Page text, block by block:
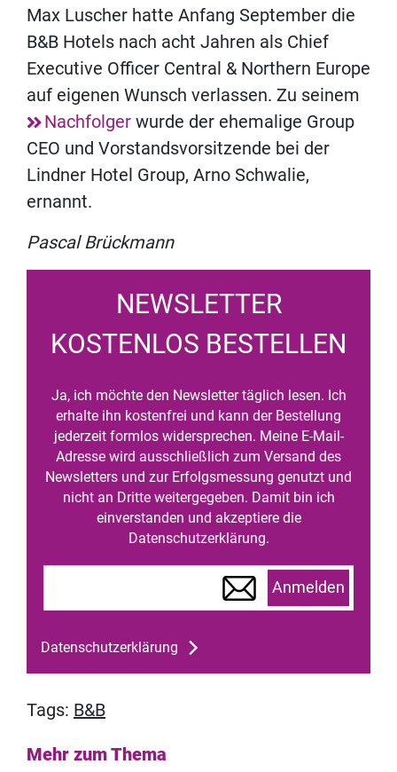
Max Luscher hatte Anfang September die
B&B Hotels nach acht Jahren als Chief
Executive Officer Central & Northern Europe
auf eigenen Wunsch verlassen. Zu seinem
Nachfolger wurde der ehemalige Group
CEO und Vorstandsvorsitzende bei der
Lindner Hotel Group, Arno Schwalie,
ernannt.
Pascal Brückmann
NEWSLETTER
KOSTENLOS BESTELLEN
Ja, ich möchte den Newsletter täglich lesen. Ich
erhalte ihn kostenfrei und kann der Bestellung
jederzeit formlos widersprechen. Meine E-Mail-
Adresse wird ausschließlich zum Versand des
Newsletters und zur Erfolgsmessung genutzt und
nicht an Dritte weitergegeben. Damit bin ich
einverstanden und akzeptiere die
Datenschutzerklärung.
Anmelden
Datenschutzerklärung
Tags: B&B
Mehr zum Thema